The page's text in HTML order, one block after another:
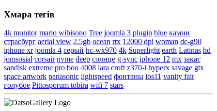
Хмара тегів
4k monitor mario wibisono Tree joomla 3 plugin blue камни
страсбург aerial view 2.5gb ocean rtx 12000 dpi woman dc-g90
iphone xr joomla 4 серый hc-wx970 4k Superlight earth Latinas hd
jomsosial corsair nvme deep солнце g-sync iphone 12 mx закат
sandisk extreme pro boo 4008 lara croft z370-i hyperx savage gtx
space artwork panasonic lightspeed фонтаны ios11 vanity fair
голубое Pittosporum tobira wifi 7 stars